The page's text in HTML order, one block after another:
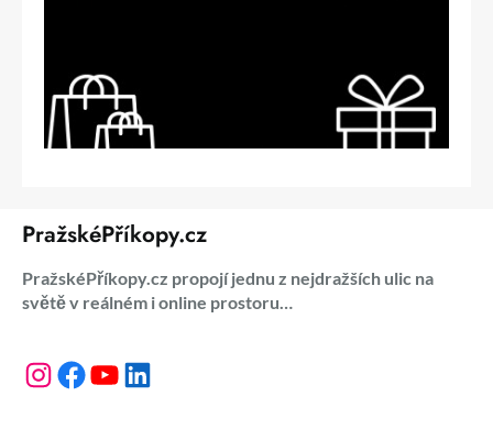
PražskéPříkopy.cz
PražskéPříkopy.cz propojí jednu z nejdražších ulic na
světě v reálném i online prostoru…
Instagram Facebook YouTube LinkedIn